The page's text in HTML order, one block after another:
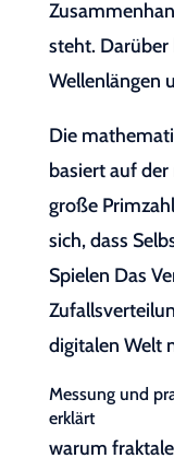
steht. Darüber
Wellenlängen
Die
basiert auf
große
sich, dass
Spielen Das
digitalen Welt
Messung und
erklärt
warum